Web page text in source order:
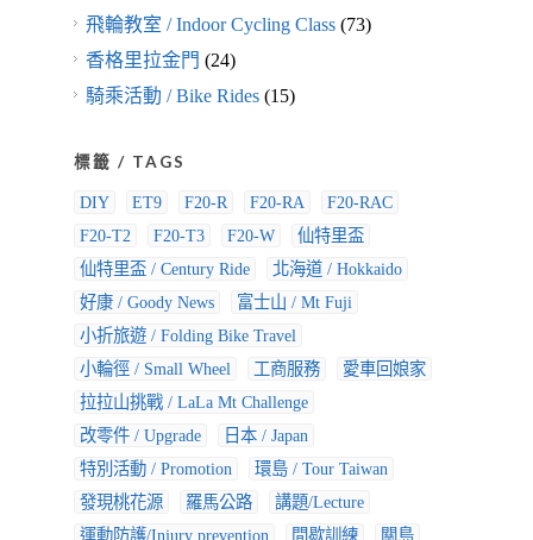
飛輪教室 / Indoor Cycling Class(73)
香格里拉金門 (24)
騎乘活動 / Bike Rides(15)
標籤 / TAGS
DIY ET9 F20-R F20-RA
F20-RAC
F20-T2
F20-T3 F20-W
仙特里盃
仙特里盃 / Century Ride
北海道 / Hokkaido
好康 / Goody News
富士山 / Mt Fuji
小折旅遊 / Folding Bike Travel
小輪徑 / Small Wheel
工商服務
愛車回娘家
拉拉山挑戰 / LaLa Mt Challenge
改零件 / Upgrade
日本 / Japan
特別活動 / Promotion
環島 / Tour Taiwan
發現桃花源
羅馬公路
講題/Lecture
運動防護/Injury prevention
間歇訓練 關島